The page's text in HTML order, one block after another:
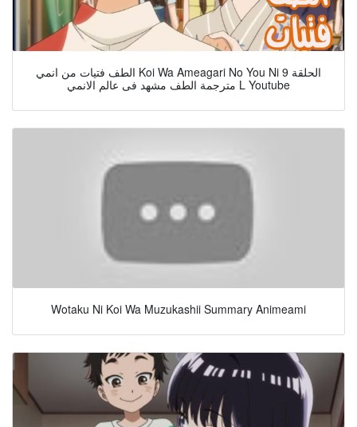
الطف فتيات من انمي Koi Wa Ameagari No You Ni الحلقة 9
مترجمة الطف مشهد فى عالم الانمي L Youtube
Wotaku Ni Koi Wa Muzukashii Summary Animeami